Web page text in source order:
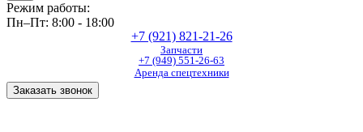
Режим работы:
Пн–Пт: 8:00 - 18:00
+7 (921) 821-21-26
Запчасти
+7 (949) 551-26-63
Аренда спецтехники
Заказать звонок